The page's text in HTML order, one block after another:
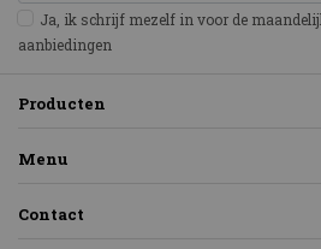
Ja, ik schrijf mezelf in voor de
aanbiedingen
Producten
Menu
Contact